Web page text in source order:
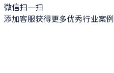
微信扫一扫
添加客服获得更多优秀行业案例